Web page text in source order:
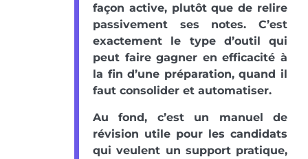
façon active, plutôt que de relire
passivement ses notes. C’est
exactement le type d’outil qui
peut faire gagner en efficacité à
la fin d’une préparation, quand il
faut consolider et automatiser.
Au fond, c’est un manuel de
révision utile pour les candidats
qui veulent un support pratique,